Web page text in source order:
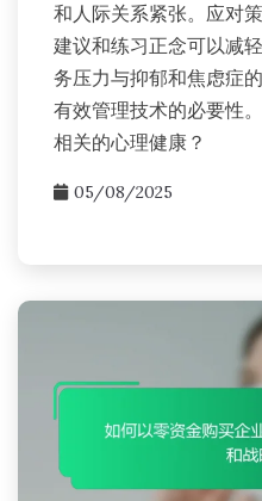
和人际关系紧张。应对
建议和练习正念可以减
务压力与抑郁和焦虑症
有效管理技术的必要性
相关的心理健康？
05/08/2025